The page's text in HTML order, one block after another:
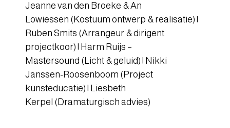
Jeanne van den Broeke & An
Lowiessen (Kostuum ontwerp & realisatie) |
Ruben Smits (Arrangeur & dirigent
projectkoor) | Harm Ruijs –
Mastersound (Licht & geluid) | Nikki
Janssen-Roosenboom (Project
kunsteducatie) | Liesbeth
Kerpel (Dramaturgisch advies)